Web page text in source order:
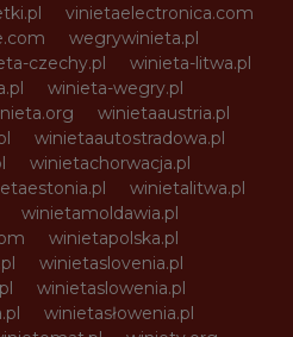
vinietaelectronica.com
wegrywinieta.pl
czechy.pl
winieta-litwa.pl
winieta-wegry.pl
winietaaustria.pl
winietaautostradowa.pl
winietachorwacja.pl
winietalitwa.pl
winietamoldawia.pl
winietapolska.pl
winietaslovenia.pl
winietaslowenia.pl
winietasłowenia.pl